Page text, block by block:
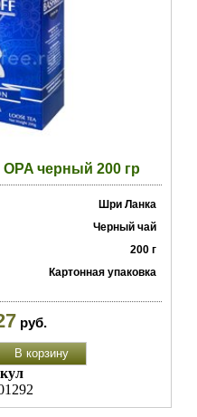
черный 200 гр
Шри Ланка
Черный чай
200 г
Картонная упаковка
руб.